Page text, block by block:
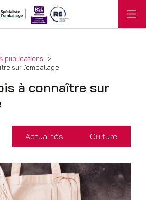
publications
sur l’emballage
à connaître sur
Actualités Culture